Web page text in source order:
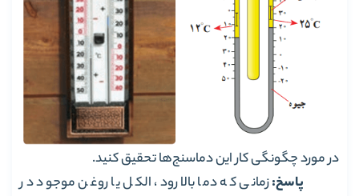
در مورد چگونگی کار این دماسنج‌ها تحقیق کنید.
پاسخ:زمانی که دما بالا رود، الکل یا روغن موجود در